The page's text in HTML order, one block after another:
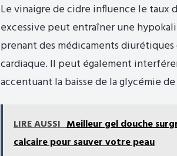
Le vinaigre de cidre influence le taux
excessive peut entraîner une
prenant des médicaments
cardiaque. Il peut également
accentuant la baisse de la glycémie
LIRE AUSSI Meilleur gel douche
calcaire pour sauver votre peau